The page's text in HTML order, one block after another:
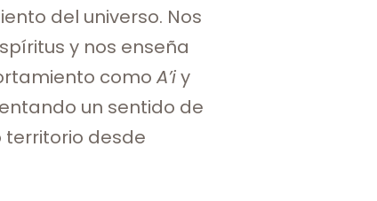
del universo. Nos
y nos enseña
como A’iy
un sentido de
territorio desde